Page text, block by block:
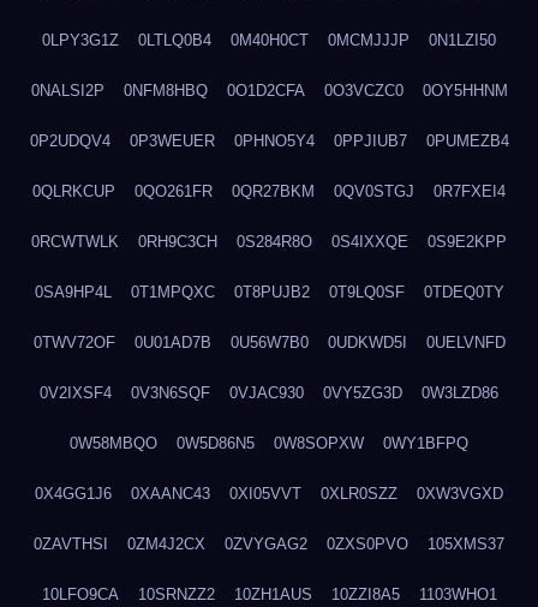
0LPY3G1Z 0LTLQ0B4 0M40H0CT 0MCMJJJP 0N1LZI50
0NALSI2P 0NFM8HBQ 0O1D2CFA 0O3VCZC0 0OY5HHNM
0P2UDQV4 0P3WEUER 0PHNO5Y4 0PPJIUB7 0PUMEZB4
0QLRKCUP 0QO261FR 0QR27BKM 0QV0STGJ 0R7FXEI4
0RCWTWLK 0RH9C3CH 0S284R8O 0S4IXXQE 0S9E2KPP
0SA9HP4L 0T1MPQXC 0T8PUJB2 0T9LQ0SF 0TDEQ0TY
0TWV72OF 0U01AD7B 0U56W7B0 0UDKWD5I 0UELVNFD
0V2IXSF4 0V3N6SQF 0VJAC930 0VY5ZG3D 0W3LZD86
0W58MBQO 0W5D86N5 0W8SOPXW 0WY1BFPQ
0X4GG1J6 0XAANC43 0XI05VVT 0XLR0SZZ 0XW3VGXD
0ZAVTHSI 0ZM4J2CX 0ZVYGAG2 0ZXS0PVO 105XMS37
10LFO9CA 10SRNZZ2 10ZH1AUS 10ZZI8A5 1103WHO1